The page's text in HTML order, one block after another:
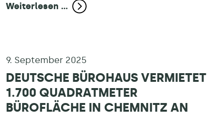
Weiterlesen ...
9. September 2025
DEUTSCHE BÜROHAUS VERMIETET
1.700 QUADRATMETER
BÜROFLÄCHE IN CHEMNITZ AN